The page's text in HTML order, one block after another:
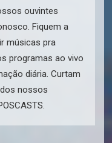
ouvintes
Fiquem a
músicas pra
programas ao vivo
diária. Curtam
nossos